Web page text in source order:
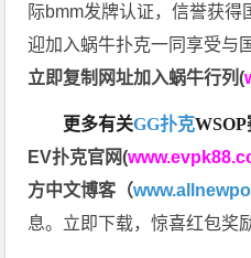
际bmm发牌认证，信誉获
迎加入蜗牛扑克一同享受与
立即复制网址加入蜗牛行列(
更多有关GG扑克WSOP
EV扑克官网(
方中文博客（
息。立即下载，惊喜红包奖